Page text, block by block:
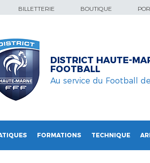
BILLETTERIE BOUTIQUE
DISTRICT HAUTE-
FOOTBALL
Au service du Football
FORMATIONS TECHNIQUE